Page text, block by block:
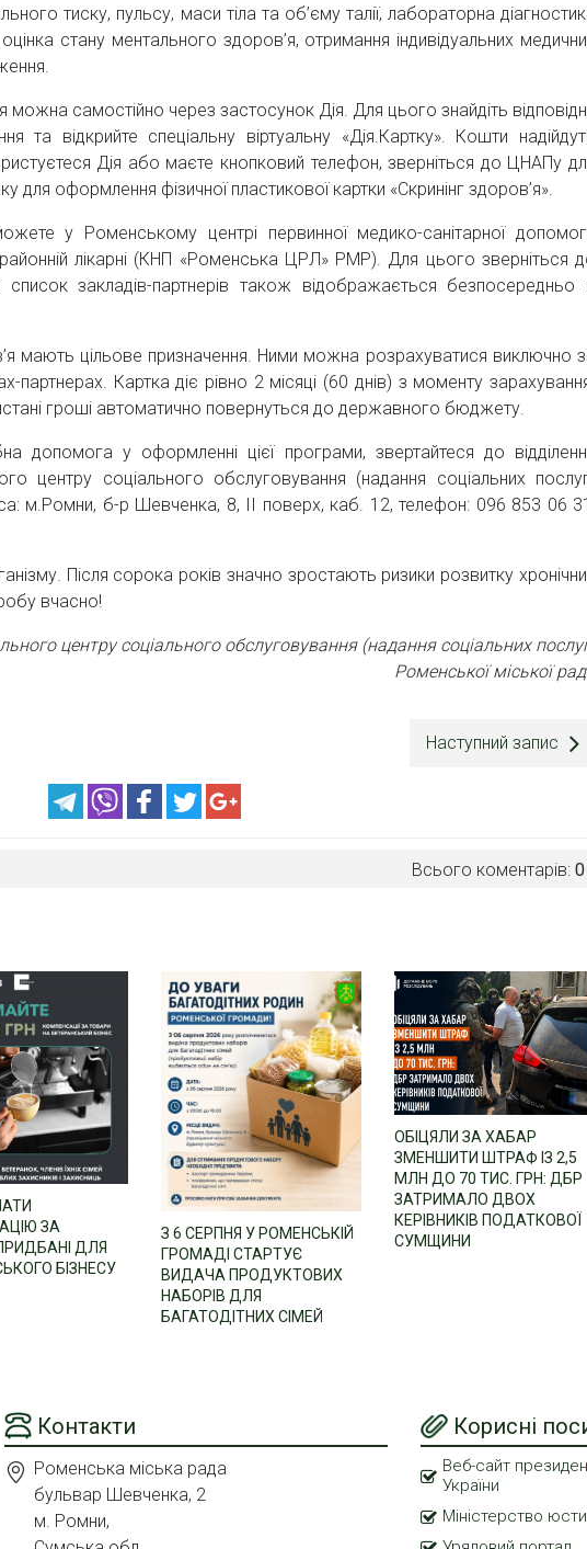
тиску, пульсу, маси тіла та об’єму талії, лабораторна
стану ментального здоров’я, отримання індивідуальних
самостійно через застосунок Дія. Для цього знайдіть
та відкрийте спеціальну віртуальну «Дія.Картку». Кошти
Дія або маєте кнопковий телефон, зверніться до ЦНАПу
для оформлення фізичної пластикової картки «Скринінг здоров’я».
у Роменському центрі первинної медико-санітарної
лікарні (КНП «Роменська ЦРЛ» РМР). Для цього зверніться
список закладів-партнерів також відображається безпосередньо
мають цільове призначення. Ними можна розрахуватися виключно
партнерах. Картка діє рівно 2 місяці (60 днів) з моменту
гроші автоматично повернуться до державного бюджету.
допомога у оформленні цієї програми, звертайтеся до
центру соціального обслуговування (надання соціальних
м.Ромни, б-р Шевченка, 8, ІІ поверх, каб. 12, телефон: 096 853 06
Після сорока років значно зростають ризики розвитку
вчасно!
центру соціального обслуговування (надання соціальних
Роменської міської
Наступний запис
Всього коментарів: 0
ЗА
ДЛЯ
БІЗНЕСУ
З 6 СЕРПНЯ У РОМЕНСЬКІЙ
ГРОМАДІ СТАРТУЄ
ВИДАЧА ПРОДУКТОВИХ
НАБОРІВ ДЛЯ
БАГАТОДІТНИХ СІМЕЙ
ОБІЦЯЛИ ЗА ХАБАР
ЗМЕНШИТИ ШТРАФ ІЗ 2,5
МЛН ДО 70 ТИС. ГРН: ДБР
ЗАТРИМАЛО ДВОХ
КЕРІВНИКІВ ПОДАТКОВОЇ
СУМЩИНИ
Контакти
Роменська міська рада
бульвар Шевченка, 2
м. Ромни,
Корисні
Веб-сайт
України
Міністерство